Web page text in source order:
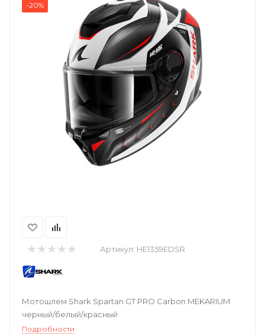
-20%
Артикул: HE1359EDSR
Мотошлем Shark Spartan GT PRO Carbon MEKARIUM
черный/белый/красный
Подробности